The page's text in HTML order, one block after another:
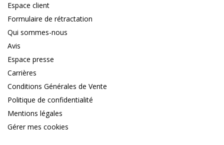
Espace client
Formulaire de rétractation
Qui sommes-nous
Avis
Espace presse
Carrières
Conditions Générales de Vente
Politique de confidentialité
Mentions légales
Gérer mes cookies